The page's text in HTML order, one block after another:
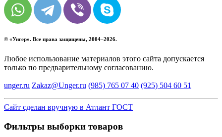
© «Унгер». Все права защищены, 2004–2026.
Любое использование материалов этого сайта допускается
только по предварительному согласованию.
unger.ru Zakaz@Unger.ru (985) 765 07 40 (925) 504 60 51
Сайт сделан вручную в Атлант ГОСТ
Фильтры выборки товаров